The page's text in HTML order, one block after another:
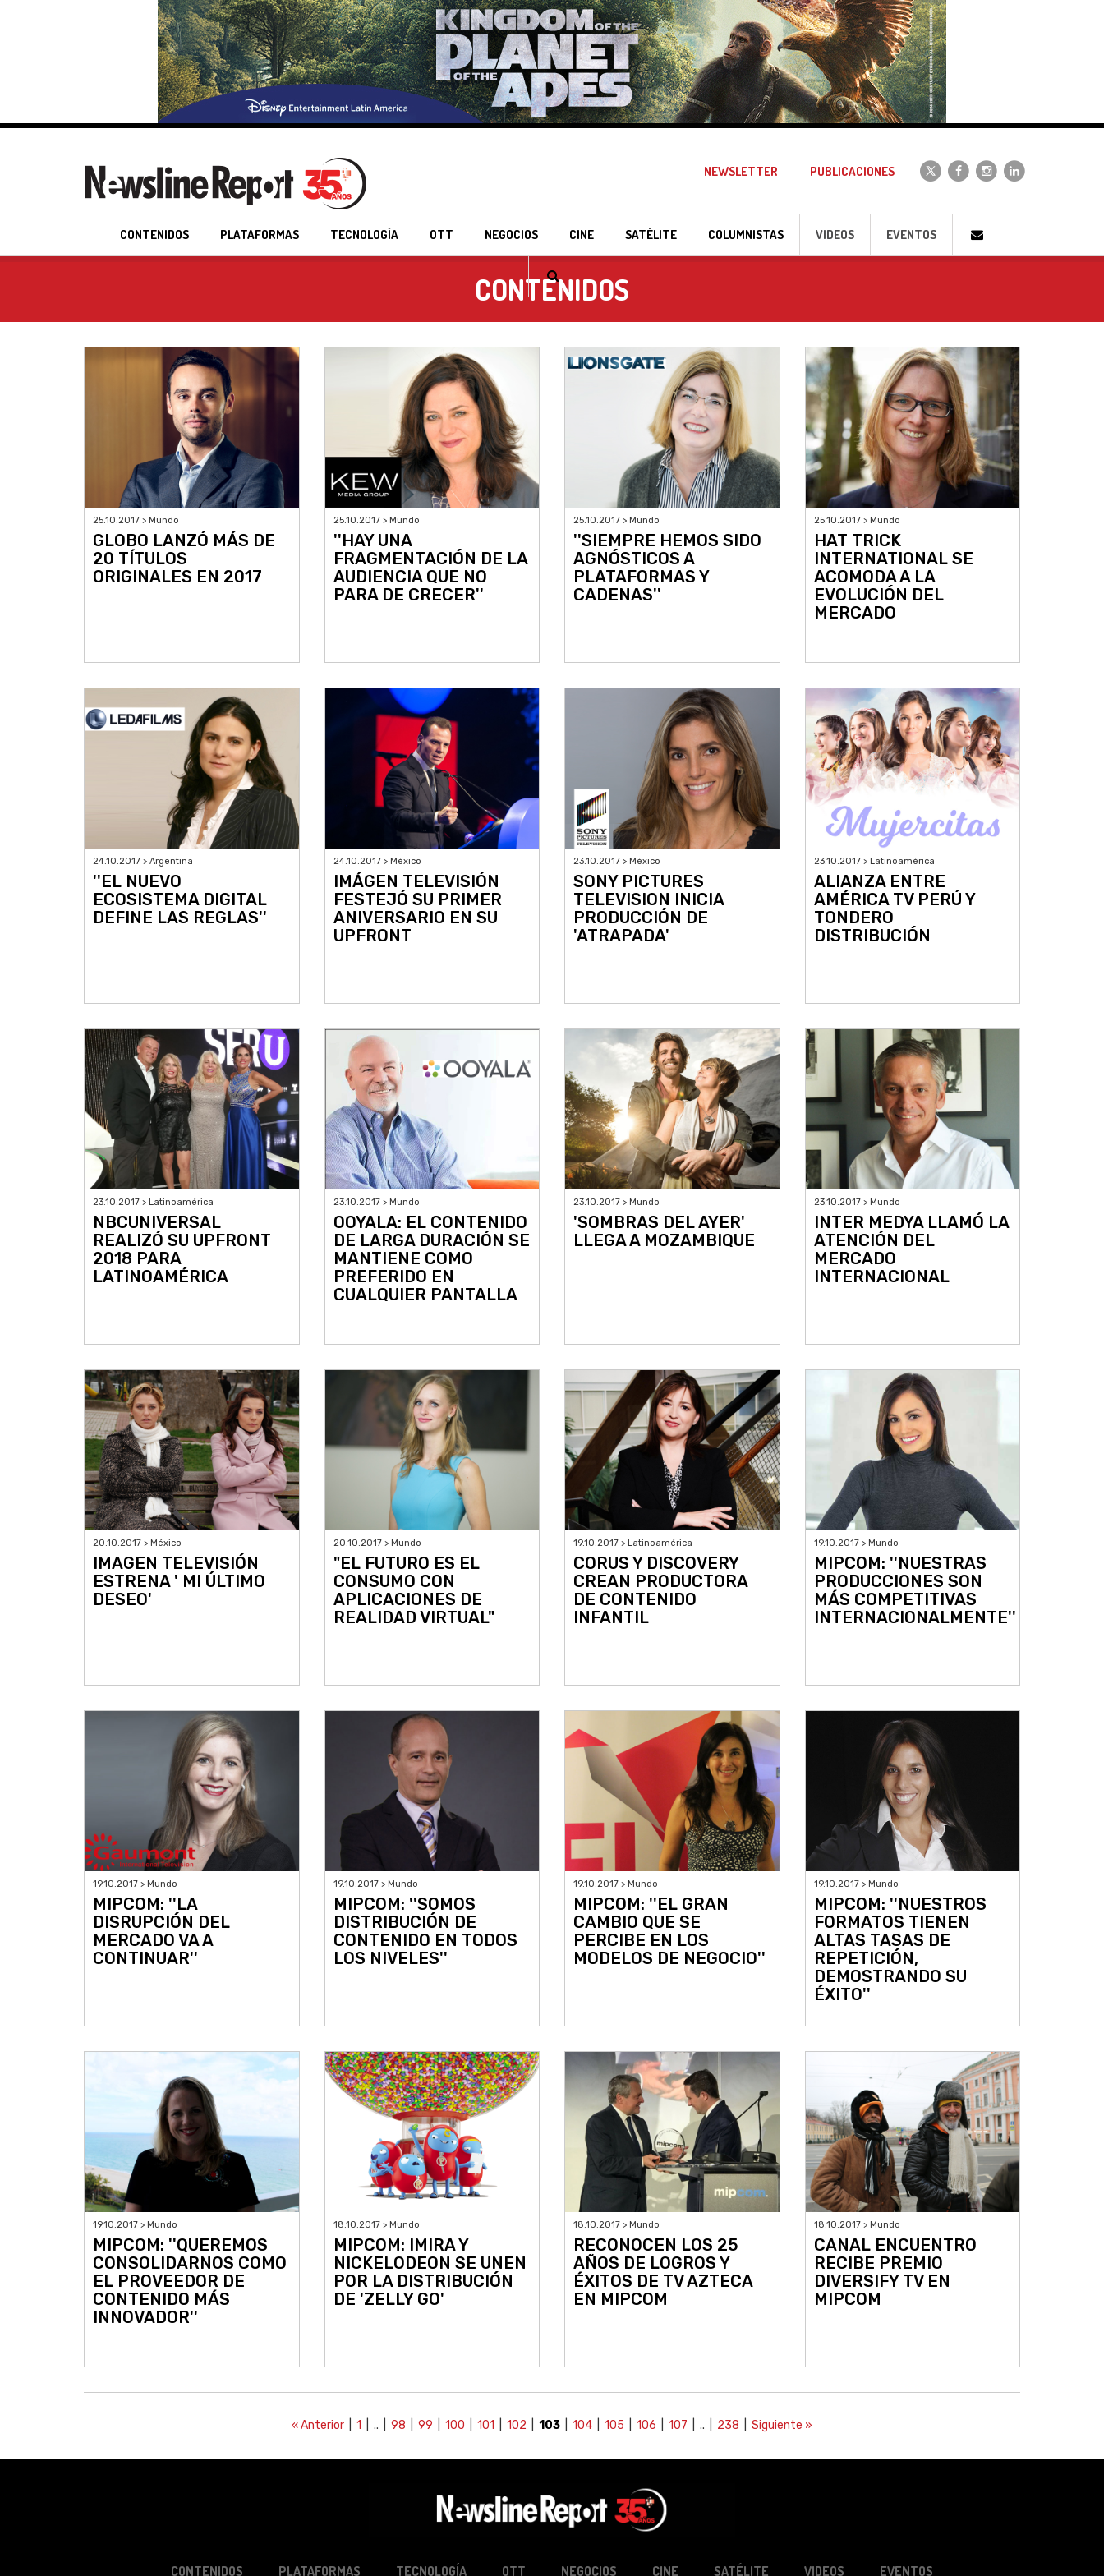
NEWSLETTER PUBLICACIONES
CONTENIDOS PLATAFORMAS TECNOLOGÍA OTT NEGOCIOS CINE SATÉLITE COLUMNISTAS VIDEOS EVENTOS
CONTENIDOS
25.10.2017 > Mundo
GLOBO LANZÓ MÁS DE
20 TÍTULOS
ORIGINALES EN 2017
25.10.2017 > Mundo
''HAY UNA
FRAGMENTACIÓN DE LA
AUDIENCIA QUE NO
PARA DE CRECER''
25.10.2017 > Mundo
''SIEMPRE HEMOS SIDO
AGNÓSTICOS A
PLATAFORMAS Y
CADENAS''
25.10.2017 > Mundo
HAT TRICK
INTERNATIONAL SE
ACOMODA A LA
EVOLUCIÓN DEL
MERCADO
24.10.2017 > Argentina
''EL NUEVO
ECOSISTEMA DIGITAL
DEFINE LAS REGLAS''
24.10.2017 > México
IMÁGEN TELEVISIÓN
FESTEJÓ SU PRIMER
ANIVERSARIO EN SU
UPFRONT
23.10.2017 > México
SONY PICTURES
TELEVISION INICIA
PRODUCCIÓN DE
'ATRAPADA'
23.10.2017 > Latinoamérica
ALIANZA ENTRE
AMÉRICA TV PERÚ Y
TONDERO
DISTRIBUCIÓN
23.10.2017 > Latinoamérica
NBCUNIVERSAL
REALIZÓ SU UPFRONT
2018 PARA
LATINOAMÉRICA
23.10.2017 > Mundo
OOYALA: EL CONTENIDO
DE LARGA DURACIÓN SE
MANTIENE COMO
PREFERIDO EN
CUALQUIER PANTALLA
23.10.2017 > Mundo
'SOMBRAS DEL AYER'
LLEGA A MOZAMBIQUE
23.10.2017 > Mundo
INTER MEDYA LLAMÓ LA
ATENCIÓN DEL
MERCADO
INTERNACIONAL
20.10.2017 > México
IMAGEN TELEVISIÓN
ESTRENA ' MI ÚLTIMO
DESEO'
20.10.2017 > Mundo
"EL FUTURO ES EL
CONSUMO CON
APLICACIONES DE
REALIDAD VIRTUAL"
19.10.2017 > Latinoamérica
CORUS Y DISCOVERY
CREAN PRODUCTORA
DE CONTENIDO
INFANTIL
19.10.2017 > Mundo
MIPCOM: ''NUESTRAS
PRODUCCIONES SON
MÁS COMPETITIVAS
INTERNACIONALMENTE''
19.10.2017 > Mundo
MIPCOM: ''LA
DISRUPCIÓN DEL
MERCADO VA A
CONTINUAR''
19.10.2017 > Mundo
MIPCOM: ''SOMOS
DISTRIBUCIÓN DE
CONTENIDO EN TODOS
LOS NIVELES''
19.10.2017 > Mundo
MIPCOM: ''EL GRAN
CAMBIO QUE SE
PERCIBE EN LOS
MODELOS DE NEGOCIO''
19.10.2017 > Mundo
MIPCOM: ''NUESTROS
FORMATOS TIENEN
ALTAS TASAS DE
REPETICIÓN,
DEMOSTRANDO SU
ÉXITO''
19.10.2017 > Mundo
MIPCOM: ''QUEREMOS
CONSOLIDARNOS COMO
EL PROVEEDOR DE
CONTENIDO MÁS
INNOVADOR''
18.10.2017 > Mundo
MIPCOM: IMIRA Y
NICKELODEON SE UNEN
POR LA DISTRIBUCIÓN
DE 'ZELLY GO'
18.10.2017 > Mundo
RECONOCEN LOS 25
AÑOS DE LOGROS Y
ÉXITOS DE TV AZTECA
EN MIPCOM
18.10.2017 > Mundo
CANAL ENCUENTRO
RECIBE PREMIO
DIVERSIFY TV EN
MIPCOM
« Anterior 1 | .. | 98 99 100 101 102 103 104 105 106 107 | .. | 238 Siguiente »
CONTENIDOS PLATAFORMAS TECNOLOGÍA OTT NEGOCIOS CINE SATÉLITE VIDEOS EVENTOS